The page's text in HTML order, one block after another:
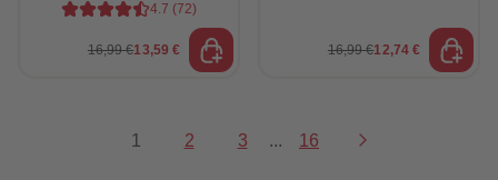
4.7 (72)
16,99 €13,59 € 16,99 €12,74 €
1 2 3 ... 16